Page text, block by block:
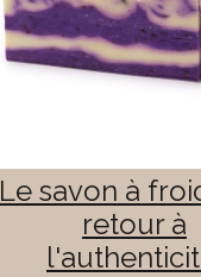
Le savon à
retour à